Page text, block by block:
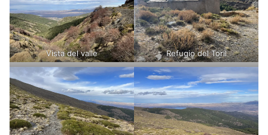
Vista del valle Refugio del Toril